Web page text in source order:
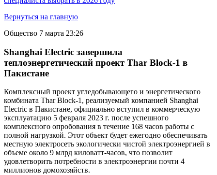
Вернуться на главную
Общество 7 марта 23:26
Shanghai Electric завершила
теплоэнергетический проект Thar Block-1 в
Пакистане
Комплексный проект угледобывающего и энергетического
комбината Thar Block-1, реализуемый компанией Shanghai
Electric в Пакистане, официально вступил в коммерческую
эксплуатацию 5 февраля 2023 г. после успешного
комплексного опробования в течение 168 часов работы с
полной нагрузкой. Этот объект будет ежегодно обеспечивать
местную электросеть экологически чистой электроэнергией в
объеме около 9 млрд киловатт-часов, что позволит
удовлетворить потребности в электроэнергии почти 4
миллионов домохозяйств.